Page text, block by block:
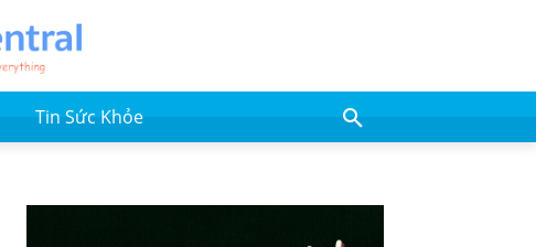
Tin Sức Khỏe